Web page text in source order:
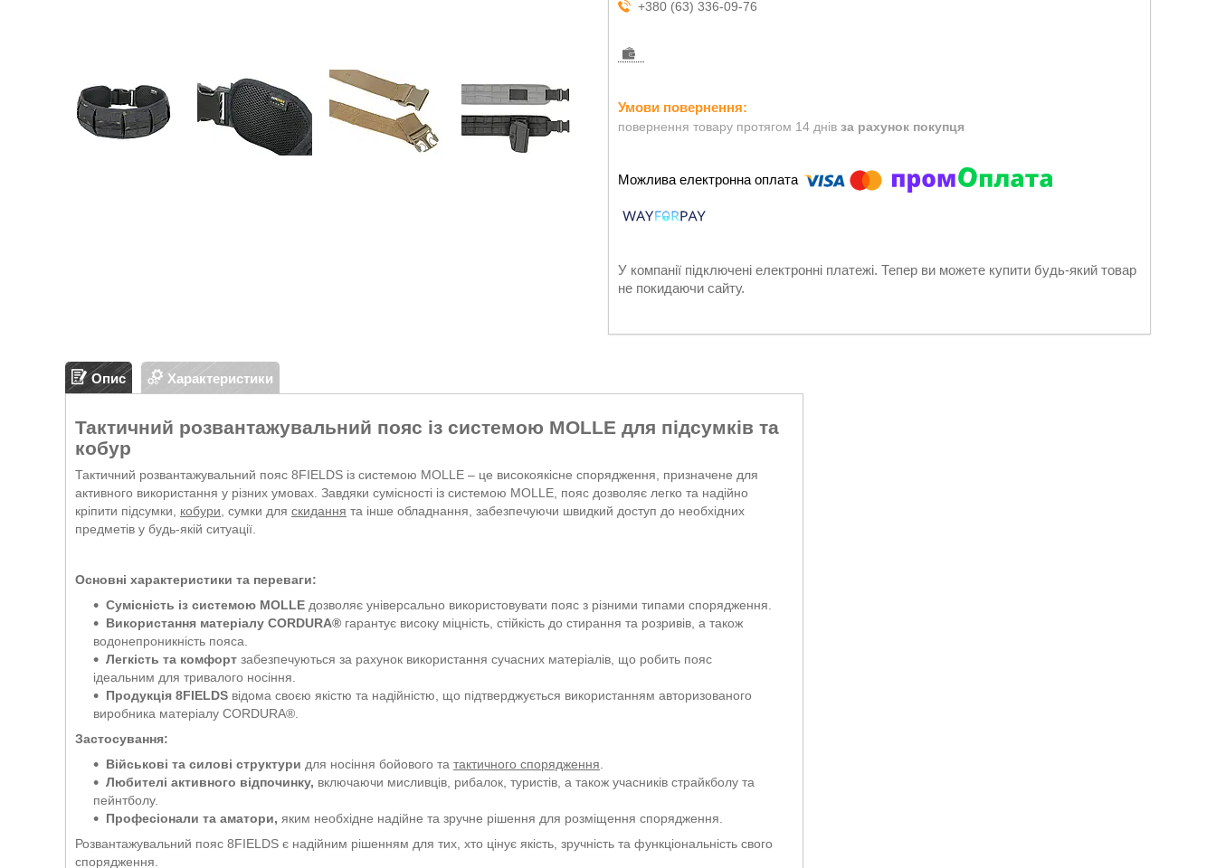
+380 (63) 336-09-76
повернення товару протягом 14 днів за рахунок покупця
У компанії підключені електронні платежі. Тепер ви можете купити будь-який товар
не покидаючи сайту.
Опис Характеристики
Тактичний розвантажувальний пояс із системою MOLLE для підсумків та
кобур
Тактичний розвантажувальний пояс 8FIELDS із системою MOLLE – це високоякісне спорядження, призначене для
активного використання у різних умовах. Завдяки сумісності із системою MOLLE, пояс дозволяє легко та надійно
кріпити підсумки, кобури, сумки для скидання та інше обладнання, забезпечуючи швидкий доступ до необхідних
предметів у будь-якій ситуації.
Основні характеристики та переваги:
Сумісність із системою MOLLE дозволяє універсально використовувати пояс з різними типами спорядження.
Використання матеріалу CORDURA® гарантує високу міцність, стійкість до стирання та розривів, а також
водонепроникність пояса.
Легкість та комфорт забезпечуються за рахунок використання сучасних матеріалів, що робить пояс
ідеальним для тривалого носіння.
Продукція 8FIELDS відома своєю якістю та надійністю, що підтверджується використанням авторизованого
виробника матеріалу CORDURA®.
Застосування:
Військові та силові структури для носіння бойового та тактичного спорядження.
Любителі активного відпочинку, включаючи мисливців, рибалок, туристів, а також учасників страйкболу та
пейнтболу.
Професіонали та аматори, яким необхідне надійне та зручне рішення для розміщення спорядження.
Розвантажувальний пояс 8FIELDS є надійним рішенням для тих, хто цінує якість, зручність та функціональність свого
спорядження.